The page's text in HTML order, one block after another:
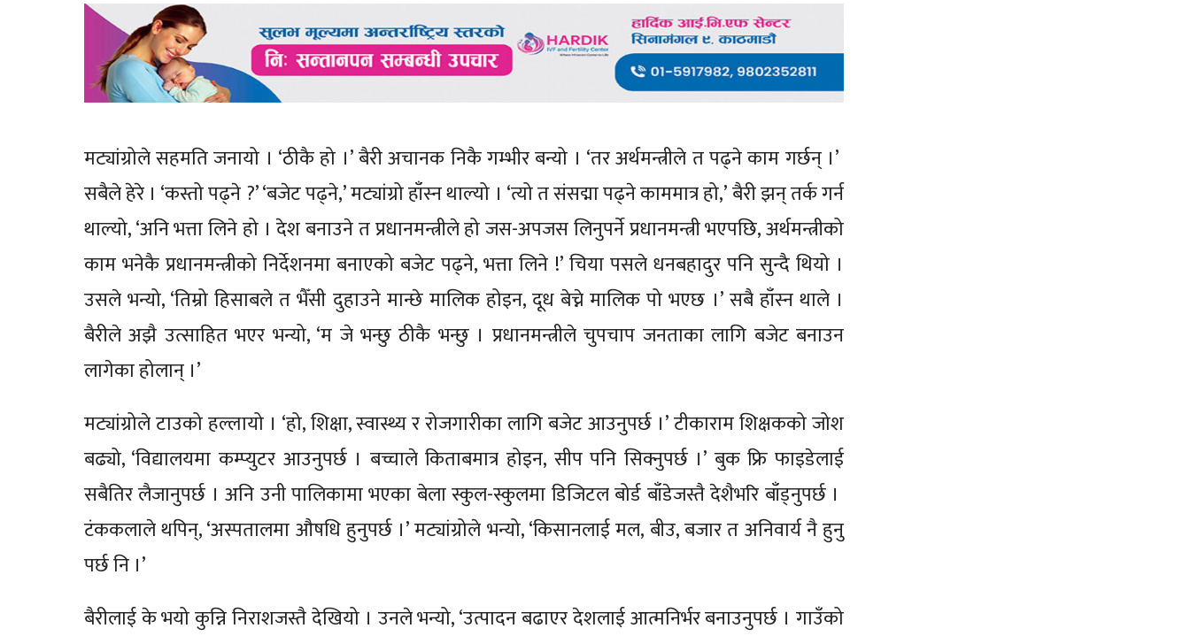
मट्यांग्रोले सहमति जनायो । ‘ठीकै हो ।’ बैरी अचानक निकै गम्भीर बन्यो । ‘तर अर्थमन्त्रीले त पढ्ने काम गर्छन् ।’
सबैले हेरे । ‘कस्तो पढ्ने ?’ ‘बजेट पढ्ने,’ मट्यांग्रो हाँस्न थाल्यो । ‘त्यो त संसद्मा पढ्ने काममात्र हो,’ बैरी झन् तर्क गर्न
थाल्यो, ‘अनि भत्ता लिने हो । देश बनाउने त प्रधानमन्त्रीले हो जस-अपजस लिनुपर्ने प्रधानमन्त्री भएपछि, अर्थमन्त्रीको
काम भनेकै प्रधानमन्त्रीको निर्देशनमा बनाएको बजेट पढ्ने, भत्ता लिने !’ चिया पसले धनबहादुर पनि सुन्दै थियो ।
उसले भन्यो, ‘तिम्रो हिसाबले त भैँसी दुहाउने मान्छे मालिक होइन, दूध बेच्ने मालिक पो भएछ ।’ सबै हाँस्न थाले ।
बैरीले अझै उत्साहित भएर भन्यो, ‘म जे भन्छु ठीकै भन्छु । प्रधानमन्त्रीले चुपचाप जनताका लागि बजेट बनाउन
लागेका होलान् ।’
मट्यांग्रोले टाउको हल्लायो । ‘हो, शिक्षा, स्वास्थ्य र रोजगारीका लागि बजेट आउनुपर्छ ।’ टीकाराम शिक्षकको जोश
बढ्यो, ‘विद्यालयमा कम्प्युटर आउनुपर्छ । बच्चाले किताबमात्र होइन, सीप पनि सिक्नुपर्छ ।’ बुक फ्रि फाइडेलाई
सबैतिर लैजानुपर्छ । अनि उनी पालिकामा भएका बेला स्कुल-स्कुलमा डिजिटल बोर्ड बाँडेजस्तै देशैभरि बाँड्नुपर्छ ।
टंककलाले थपिन्, ‘अस्पतालमा औषधि हुनुपर्छ ।’ मट्यांग्रोले भन्यो, ‘किसानलाई मल, बीउ, बजार त अनिवार्य नै हुनु
पर्छ नि ।’
बैरीलाई के भयो कुन्नि निराशजस्तै देखियो । उनले भन्यो, ‘उत्पादन बढाएर देशलाई आत्मनिर्भर बनाउनुपर्छ । गाउँको